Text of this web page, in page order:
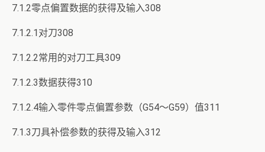
7.1.2零点偏置数据的获得及输入308
7.1.2.1对刀308
7.1.2.2常用的对刀工具309
7.1.2.3数据获得310
7.1.2.4输入零件零点偏置参数（G54～G59）值311
7.1.3刀具补偿参数的获得及输入312